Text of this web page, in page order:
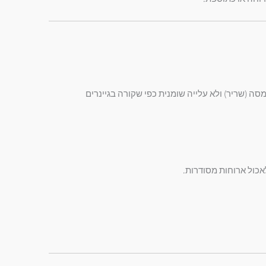
מכיל רק 3% שומן, מה שמאפשר עלייה "נקייה" במסה (שריר) ולא עלייה שומנית כפי שקורה בגיינרים
ארוחות מסודרות.